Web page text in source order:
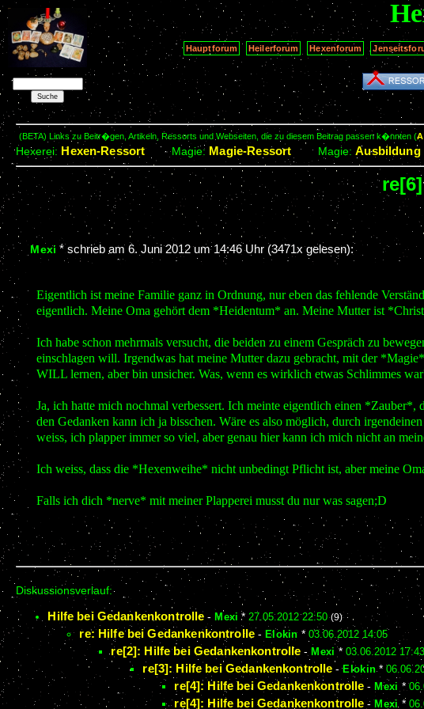
Hauptforum Heilerforum Hexenforum
(BETA) Links zu Beitr�gen, Artikeln, Ressorts und Webseiten, die zu diesem Beitrag passen k�nnten (
Hexerei: Hexen-Ressort Magie: Magie-Ressort Magie:Ausbildung
Mexi *schrieb am6. Juni 2012 um 14:46 Uhr (3471x gelesen):
Eigentlich ist meine Familie ganz in Ordnung, nur eben das fehlende
eigentlich. Meine Oma gehört dem *Heidentum* an. Meine Mutter ist
Ich habe schon mehrmals versucht, die beiden zu einem Gespräch zu
einschlagen will. Irgendwas hat meine Mutter dazu gebracht, mit der
WILL lernen, aber bin unsicher. Was, wenn es wirklich etwas Schlimmes
Ja, ich hatte mich nochmal verbessert. Ich meinte eigentlich einen
den Gedanken kann ich ja bisschen. Wäre es also möglich, durch
weiss, ich plapper immer so viel, aber genau hier kann ich mich nicht an
Ich weiss, dass die *Hexenweihe* nicht unbedingt Pflicht ist, aber meine
Falls ich dich *nerve* mit meiner Plapperei musst du nur was sagen;D
Diskussionsverlauf:
Hilfe bei Gedankenkontrolle - Mexi * 27.05.2012 22:50 (9)
re: Hilfe bei Gedankenkontrolle - Elokin * 03.06.2012 14:05
re[2]: Hilfe bei Gedankenkontrolle - Mexi * 03.06.2012 17:43
re[3]: Hilfe bei Gedankenkontrolle -Elokin*
re[4]: Hilfe bei Gedankenkontrolle - Mexi *
re[4]: Hilfe bei Gedankenkontrolle -Mexi *